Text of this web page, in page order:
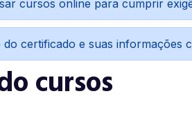
cursos online para cumprir
do certificado e suas informações
cursos